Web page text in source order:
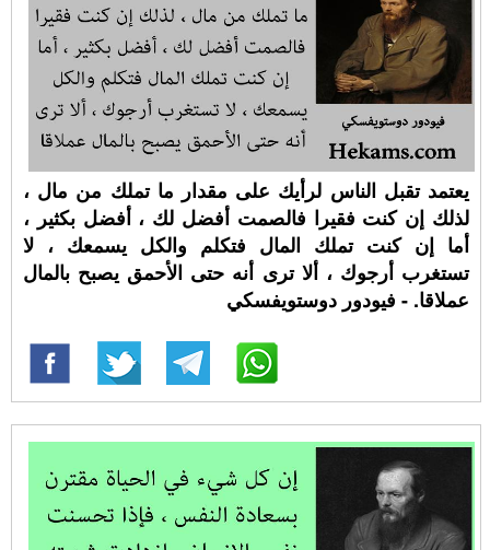
يعتمد تقبل الناس لرأيك على مقدار ما تملك من مال ،
لذلك إن كنت فقيرا فالصمت أفضل لك ، أفضل بكثير ،
أما إن كنت تملك المال فتكلم والكل يسمعك ، لا
تستغرب أرجوك ، ألا ترى أنه حتى الأحمق يصبح بالمال
عملاقا. - فيودور دوستويفسكي